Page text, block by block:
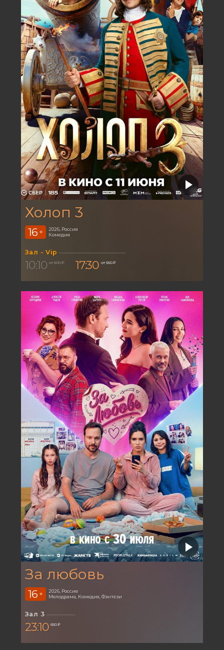
Холоп 3
16 +
2026, Россия
Комедия
Зал - Vip
10:10 от 600 ₽ 17:30 от 650 ₽
За любовь
16 +
2026, Россия
Мелодрама, Комедия, Фэнтези
Зал 3
23:10 650 ₽